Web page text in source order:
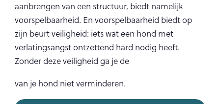
aanbrengen van een structuur, biedt namelijk
voorspelbaarheid. En voorspelbaarheid biedt op
zijn beurt veiligheid: iets wat een hond met
verlatingsangst ontzettend hard nodig heeft.
Zonder deze veiligheid ga je de
van je hond niet verminderen.